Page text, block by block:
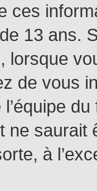
ces
13 ans.
lorsque
de vous
ne saurait
à